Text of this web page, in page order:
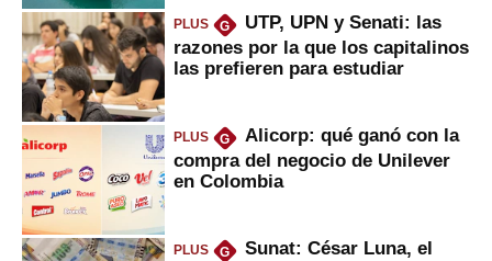
PLUS G
UTP, UPN y Senati: las
razones por la que los capitalinos
las prefieren para estudiar
PLUS G
Alicorp: qué ganó con la
compra del negocio de Unilever
en Colombia
PLUS G
Sunat: César Luna, el